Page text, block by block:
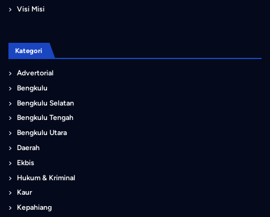
Visi Misi
Kategori
Advertorial
Bengkulu
Bengkulu Selatan
Bengkulu Tengah
Bengkulu Utara
Daerah
Ekbis
Hukum & Kriminal
Kaur
Kepahiang